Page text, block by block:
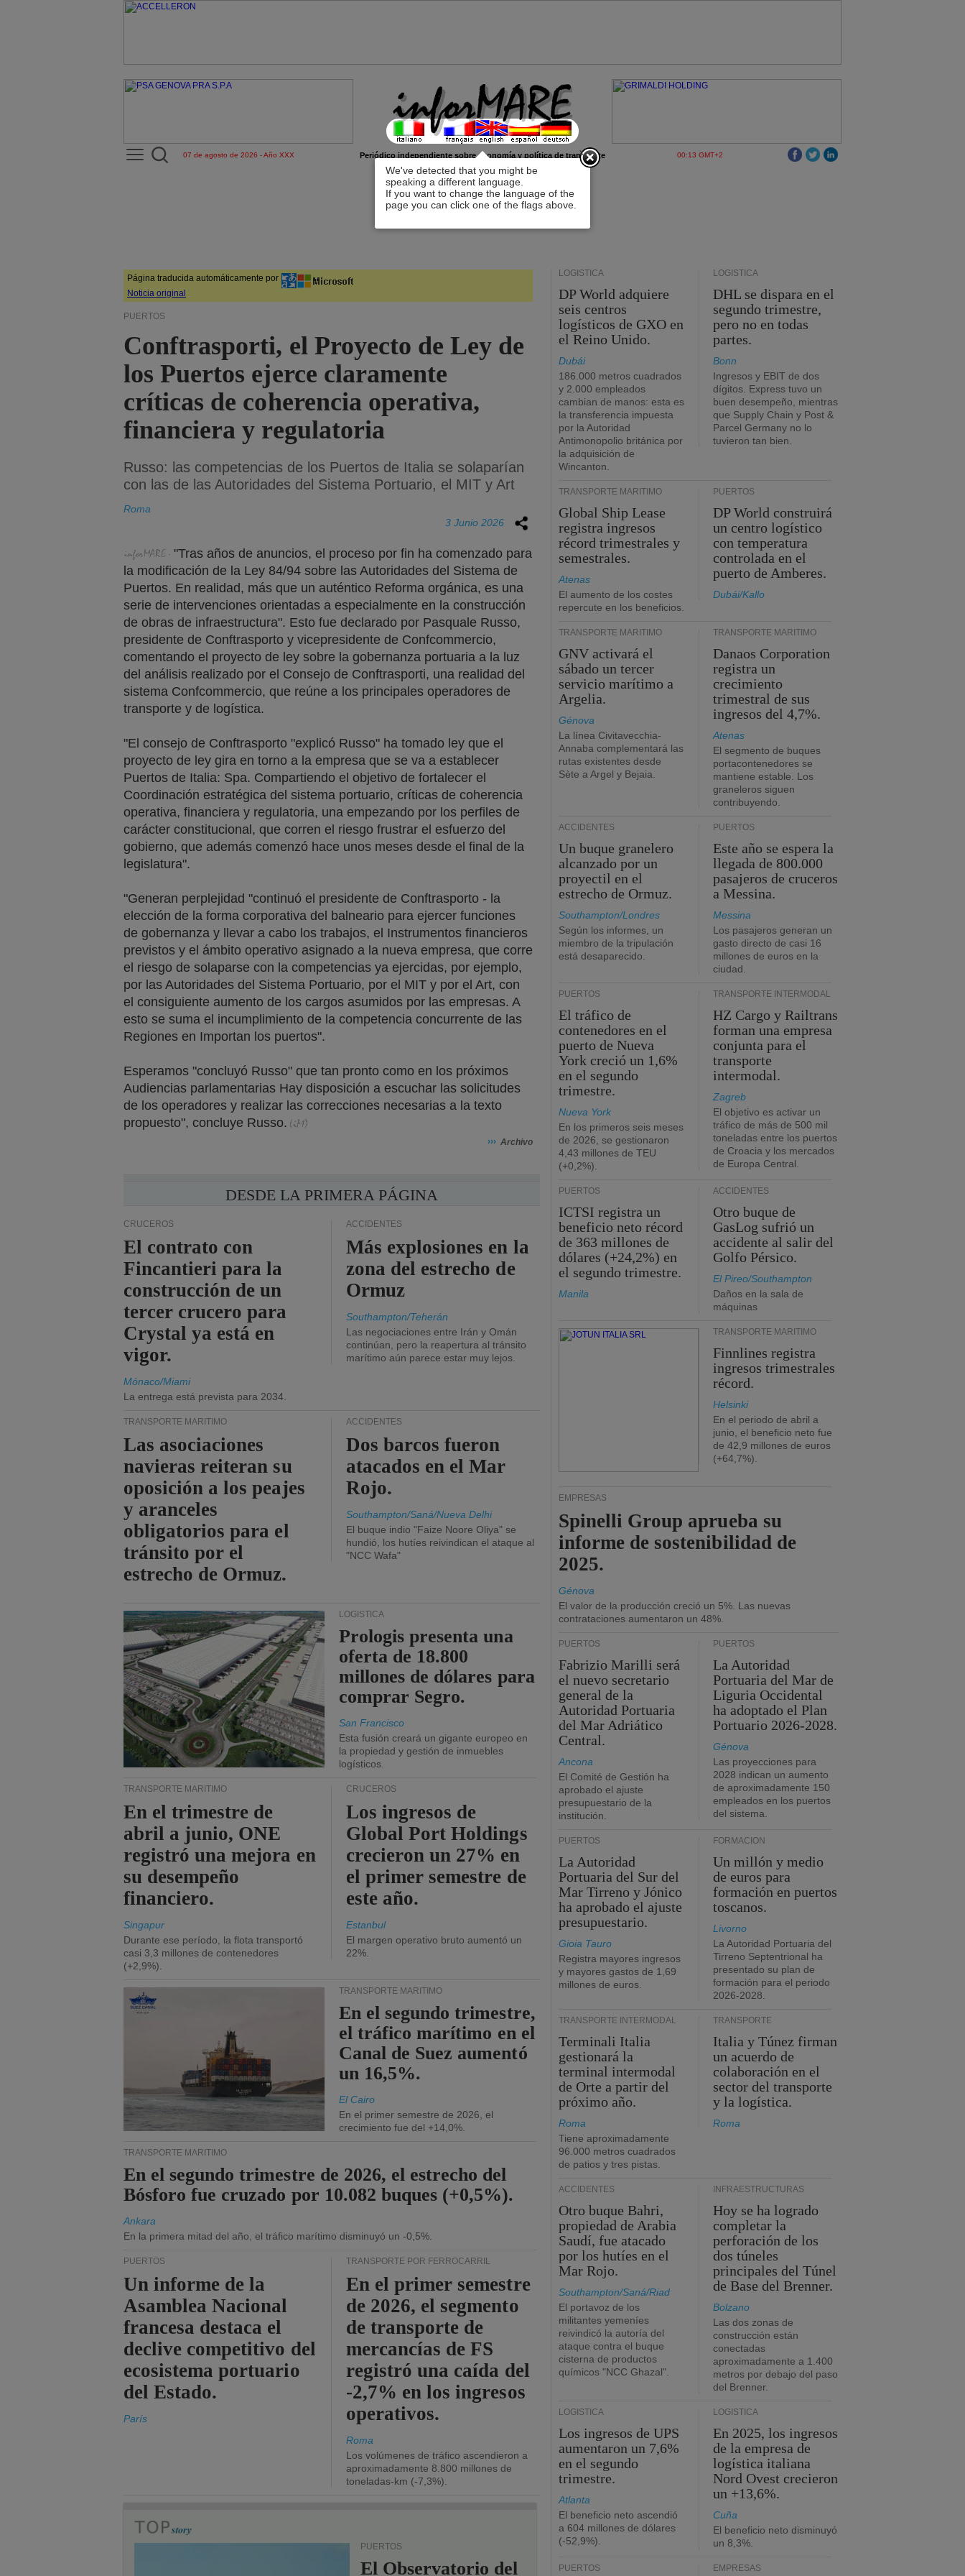
We've detected that you might be
speaking a different language.
If you want to change the language of the
page you can click one of the flags above.
x
07 de agosto de 2026 - Año XXX Periódico independiente sobre economía y política de transporte 00:13 GMT+2
Página traducida automáticamente por
Noticia original
PUERTOS
Conftrasporti, el Proyecto de Ley de
los Puertos ejerce claramente
críticas de coherencia operativa,
financiera y regulatoria
Russo: las competencias de los Puertos de Italia se solaparían
con las de las Autoridades del Sistema Portuario, el MIT y Art
Roma
3 Junio 2026
"Tras años de anuncios, el proceso por fin ha comenzado para
la modificación de la Ley 84/94 sobre las Autoridades del Sistema de
Puertos. En realidad, más que un auténtico Reforma orgánica, es una
serie de intervenciones orientadas a especialmente en la construcción
de obras de infraestructura". Esto fue declarado por Pasquale Russo,
presidente de Conftrasporto y vicepresidente de Confcommercio,
comentando el proyecto de ley sobre la gobernanza portuaria a la luz
del análisis realizado por el Consejo de Conftrasporti, una realidad del
sistema Confcommercio, que reúne a los principales operadores de
transporte y de logística.
"El consejo de Conftrasporto "explicó Russo" ha tomado ley que el
proyecto de ley gira en torno a la empresa que se va a establecer
Puertos de Italia: Spa. Compartiendo el objetivo de fortalecer el
Coordinación estratégica del sistema portuario, críticas de coherencia
operativa, financiera y regulatoria, una empezando por los perfiles de
carácter constitucional, que corren el riesgo frustrar el esfuerzo del
gobierno, que además comenzó hace unos meses desde el final de la
legislatura".
"Generan perplejidad "continuó el presidente de Conftrasporto - la
elección de la forma corporativa del balneario para ejercer funciones
de gobernanza y llevar a cabo los trabajos, el Instrumentos financieros
previstos y el ámbito operativo asignado a la nueva empresa, que corre
el riesgo de solaparse con la competencias ya ejercidas, por ejemplo,
por las Autoridades del Sistema Portuario, por el MIT y por el Art, con
el consiguiente aumento de los cargos asumidos por las empresas. A
esto se suma el incumplimiento de la competencia concurrente de las
Regiones en Importan los puertos".
Esperamos "concluyó Russo" que tan pronto como en los próximos
Audiencias parlamentarias Hay disposición a escuchar las solicitudes
de los operadores y realizar las correcciones necesarias a la texto
propuesto", concluye Russo.
››› Archivo
DESDE LA PRIMERA PÁGINA
CRUCEROS
El contrato con
Fincantieri para la
construcción de un
tercer crucero para
Crystal ya está en
vigor.
Mónaco/Miami
La entrega está prevista para 2034.
ACCIDENTES
Más explosiones en la
zona del estrecho de
Ormuz
Southampton/Teherán
Las negociaciones entre Irán y Omán
continúan, pero la reapertura al tránsito
marítimo aún parece estar muy lejos.
TRANSPORTE MARÍTIMO
Las asociaciones
navieras reiteran su
oposición a los peajes
y aranceles
obligatorios para el
tránsito por el
estrecho de Ormuz.
ACCIDENTES
Dos barcos fueron
atacados en el Mar
Rojo.
Southampton/Saná/Nueva Delhi
El buque indio "Faize Noore Oliya" se
hundió, los hutíes reivindican el ataque al
"NCC Wafa"
LOGÍSTICA
Prologis presenta una
oferta de 18.800
millones de dólares para
comprar Segro.
San Francisco
Esta fusión creará un gigante europeo en
la propiedad y gestión de inmuebles
logísticos.
TRANSPORTE MARÍTIMO
En el trimestre de
abril a junio, ONE
registró una mejora en
su desempeño
financiero.
Singapur
Durante ese período, la flota transportó
casi 3,3 millones de contenedores
(+2,9%).
CRUCEROS
Los ingresos de
Global Port Holdings
crecieron un 27% en
el primer semestre de
este año.
Estanbul
El margen operativo bruto aumentó un
22%.
TRANSPORTE MARÍTIMO
En el segundo trimestre,
el tráfico marítimo en el
Canal de Suez aumentó
un 16,5%.
El Cairo
En el primer semestre de 2026, el
crecimiento fue del +14,0%.
TRANSPORTE MARÍTIMO
En el segundo trimestre de 2026, el estrecho del
Bósforo fue cruzado por 10.082 buques (+0,5%).
Ankara
En la primera mitad del año, el tráfico marítimo disminuyó un -0,5%.
PUERTOS
Un informe de la
Asamblea Nacional
francesa destaca el
declive competitivo del
ecosistema portuario
del Estado.
París
TRANSPORTE POR FERROCARRIL
En el primer semestre
de 2026, el segmento
de transporte de
mercancías de FS
registró una caída del
-2,7% en los ingresos
operativos.
Roma
Los volúmenes de tráfico ascendieron a
aproximadamente 8.800 millones de
toneladas-km (-7,3%).
PUERTOS
El Observatorio del
LOGÍSTICA
DP World adquiere
seis centros
logísticos de GXO en
el Reino Unido.
Dubái
186.000 metros cuadrados
y 2.000 empleados
cambian de manos: esta es
la transferencia impuesta
por la Autoridad
Antimonopolio británica por
la adquisición de
Wincanton.
LOGÍSTICA
DHL se dispara en el
segundo trimestre,
pero no en todas
partes.
Bonn
Ingresos y EBIT de dos
dígitos. Express tuvo un
buen desempeño, mientras
que Supply Chain y Post &
Parcel Germany no lo
tuvieron tan bien.
TRANSPORTE MARÍTIMO
Global Ship Lease
registra ingresos
récord trimestrales y
semestrales.
Atenas
El aumento de los costes
repercute en los beneficios.
PUERTOS
DP World construirá
un centro logístico
con temperatura
controlada en el
puerto de Amberes.
Dubái/Kallo
TRANSPORTE MARÍTIMO
GNV activará el
sábado un tercer
servicio marítimo a
Argelia.
Génova
La línea Civitavecchia-
Annaba complementará las
rutas existentes desde
Sète a Argel y Bejaia.
TRANSPORTE MARÍTIMO
Danaos Corporation
registra un
crecimiento
trimestral de sus
ingresos del 4,7%.
Atenas
El segmento de buques
portacontenedores se
mantiene estable. Los
graneleros siguen
contribuyendo.
ACCIDENTES
Un buque granelero
alcanzado por un
proyectil en el
estrecho de Ormuz.
Southampton/Londres
Según los informes, un
miembro de la tripulación
está desaparecido.
PUERTOS
Este año se espera la
llegada de 800.000
pasajeros de cruceros
a Messina.
Messina
Los pasajeros generan un
gasto directo de casi 16
millones de euros en la
ciudad.
PUERTOS
El tráfico de
contenedores en el
puerto de Nueva
York creció un 1,6%
en el segundo
trimestre.
Nueva York
En los primeros seis meses
de 2026, se gestionaron
4,43 millones de TEU
(+0,2%).
TRANSPORTE INTERMODAL
HZ Cargo y Railtrans
forman una empresa
conjunta para el
transporte
intermodal.
Zagreb
El objetivo es activar un
tráfico de más de 500 mil
toneladas entre los puertos
de Croacia y los mercados
de Europa Central.
PUERTOS
ICTSI registra un
beneficio neto récord
de 363 millones de
dólares (+24,2%) en
el segundo trimestre.
Manila
ACCIDENTES
Otro buque de
GasLog sufrió un
accidente al salir del
Golfo Pérsico.
El Pireo/Southampton
Daños en la sala de
máquinas
TRANSPORTE MARÍTIMO
Finnlines registra
ingresos trimestrales
récord.
Helsinki
En el periodo de abril a
junio, el beneficio neto fue
de 42,9 millones de euros
(+64,7%).
EMPRESAS
Spinelli Group aprueba su
informe de sostenibilidad de
2025.
Génova
El valor de la producción creció un 5%. Las nuevas
contrataciones aumentaron un 48%.
PUERTOS
Fabrizio Marilli será
el nuevo secretario
general de la
Autoridad Portuaria
del Mar Adriático
Central.
Ancona
El Comité de Gestión ha
aprobado el ajuste
presupuestario de la
institución.
PUERTOS
La Autoridad
Portuaria del Mar de
Liguria Occidental
ha adoptado el Plan
Portuario 2026-2028.
Génova
Las proyecciones para
2028 indican un aumento
de aproximadamente 150
empleados en los puertos
del sistema.
PUERTOS
La Autoridad
Portuaria del Sur del
Mar Tirreno y Jónico
ha aprobado el ajuste
presupuestario.
Gioia Tauro
Registra mayores ingresos
y mayores gastos de 1,69
millones de euros.
FORMACIÓN
Un millón y medio
de euros para
formación en puertos
toscanos.
Livorno
La Autoridad Portuaria del
Tirreno Septentrional ha
presentado su plan de
formación para el periodo
2026-2028.
TRANSPORTE INTERMODAL
Terminali Italia
gestionará la
terminal intermodal
de Orte a partir del
próximo año.
Roma
Tiene aproximadamente
96.000 metros cuadrados
de patios y tres pistas.
TRANSPORTE
Italia y Túnez firman
un acuerdo de
colaboración en el
sector del transporte
y la logística.
Roma
ACCIDENTES
Otro buque Bahri,
propiedad de Arabia
Saudí, fue atacado
por los hutíes en el
Mar Rojo.
Southampton/Saná/Riad
El portavoz de los
militantes yemeníes
reivindicó la autoría del
ataque contra el buque
cisterna de productos
químicos "NCC Ghazal".
INFRAESTRUCTURAS
Hoy se ha logrado
completar la
perforación de los
dos túneles
principales del Túnel
de Base del Brenner.
Bolzano
Las dos zonas de
construcción están
conectadas
aproximadamente a 1.400
metros por debajo del paso
del Brenner.
LOGÍSTICA
Los ingresos de UPS
aumentaron un 7,6%
en el segundo
trimestre.
Atlanta
El beneficio neto ascendió
a 604 millones de dólares
(-52,9%).
LOGÍSTICA
En 2025, los ingresos
de la empresa de
logística italiana
Nord Ovest crecieron
un +13,6%.
Cuña
El beneficio neto disminuyó
un 8,3%.
PUERTOS EMPRESAS